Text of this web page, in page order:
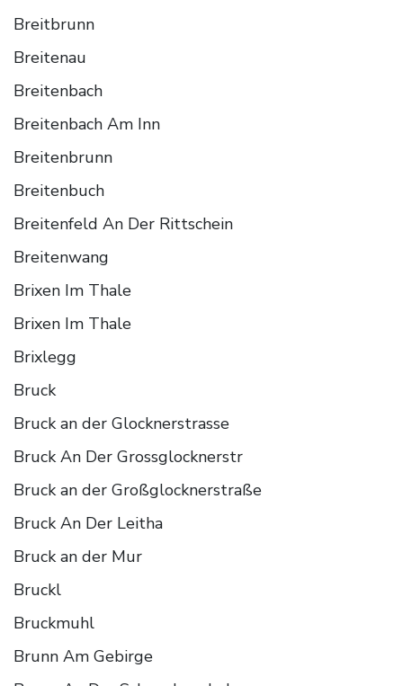
Breitbrunn
Breitenau
Breitenbach
Breitenbach Am Inn
Breitenbrunn
Breitenbuch
Breitenfeld An Der Rittschein
Breitenwang
Brixen Im Thale
Brixen Im Thale
Brixlegg
Bruck
Bruck an der Glocknerstrasse
Bruck An Der Grossglocknerstr
Bruck an der Großglocknerstraße
Bruck An Der Leitha
Bruck an der Mur
Bruckl
Bruckmuhl
Brunn Am Gebirge